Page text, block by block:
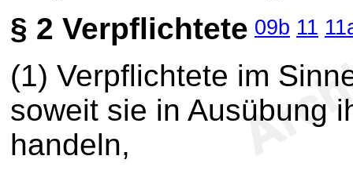
§ 2 Verpflichtete 09b 11
(1) Verpflichtete im
soweit sie in Ausübung
handeln,